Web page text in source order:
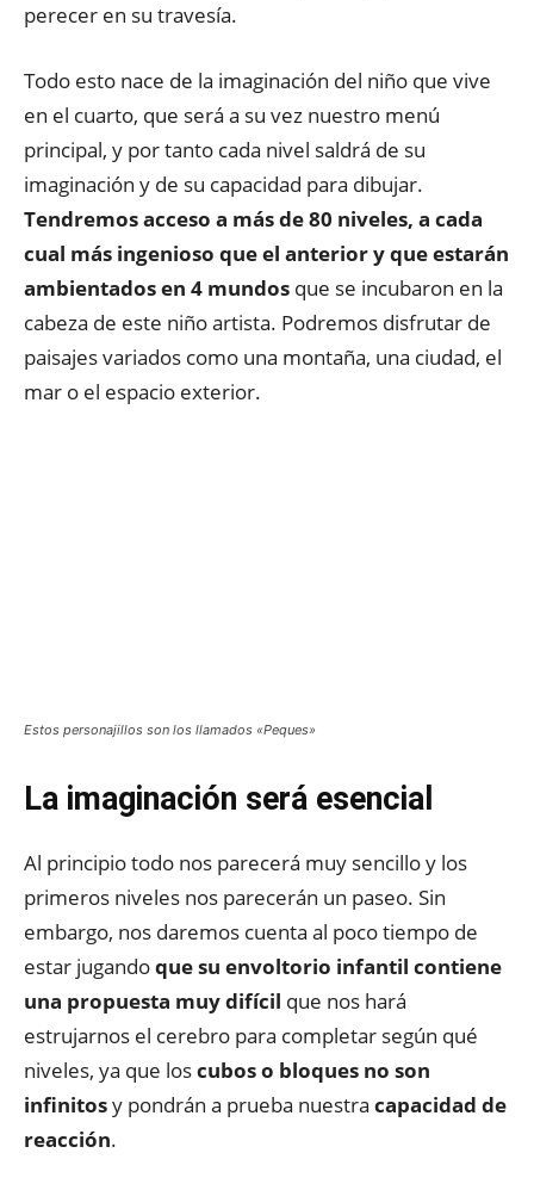
perecer en su travesía.
Todo esto nace de la imaginación del niño que vive
en el cuarto, que será a su vez nuestro menú
principal, y por tanto cada nivel saldrá de su
imaginación y de su capacidad para dibujar.
Tendremos acceso a más de 80 niveles, a cada
cual más ingenioso que el anterior yque estarán
ambientados en 4 mundos que se incubaron en la
cabeza de este niño artista. Podremos disfrutar de
paisajes variados como una montaña, una ciudad, el
mar o el espacio exterior.
Estos personajillos son los llamados «Peques»
La imaginación será esencial
Al principio todo nos parecerá muy sencillo y los
primeros niveles nos parecerán un paseo. Sin
embargo, nos daremos cuenta al poco tiempo de
estar jugandoque su envoltorio infantil contiene
una propuesta muy difícil que nos hará
estrujarnos el cerebro para completar según qué
niveles, ya que loscubos o bloques no son
infinitosy pondrán a prueba nuestra capacidad de
reacción.